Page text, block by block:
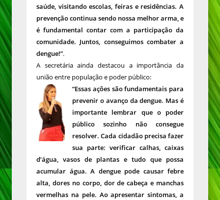
saúde, visitando escolas, feiras e residências. A
prevenção continua sendo nossa melhor arma, e
é fundamental contar com a participação da
comunidade. Juntos, conseguimos combater a
dengue!”.
A secretária ainda destacou a importância da
união entre população e poder público:
“Essas ações são fundamentais para
prevenir o avanço da dengue. Mas é
importante lembrar que o poder
público sozinho não consegue
resolver. Cada cidadão precisa fazer
sua parte: verificar calhas, caixas
d’água, vasos de plantas e tudo que possa
acumular água. A dengue pode causar febre
alta, dores no corpo, dor de cabeça e manchas
vermelhas na pele. Ao apresentar sintomas, a